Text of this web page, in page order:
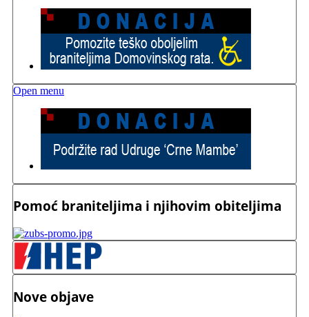
Open menu
Pomoć braniteljima i njihovim obiteljima
Nove objave